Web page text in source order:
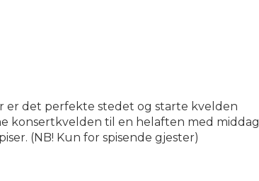
er det perfekte stedet og starte kvelden
konsertkvelden til en helaften med middag
(NB! Kun for spisende gjester)